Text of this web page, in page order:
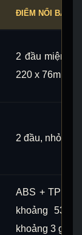
ĐIỂM NỔI BẬT
2 đầu miệng
220 x 76mm,
2 đầu, nhỏ
ABS + TPE,
khoảng
khoảng 3 giờ